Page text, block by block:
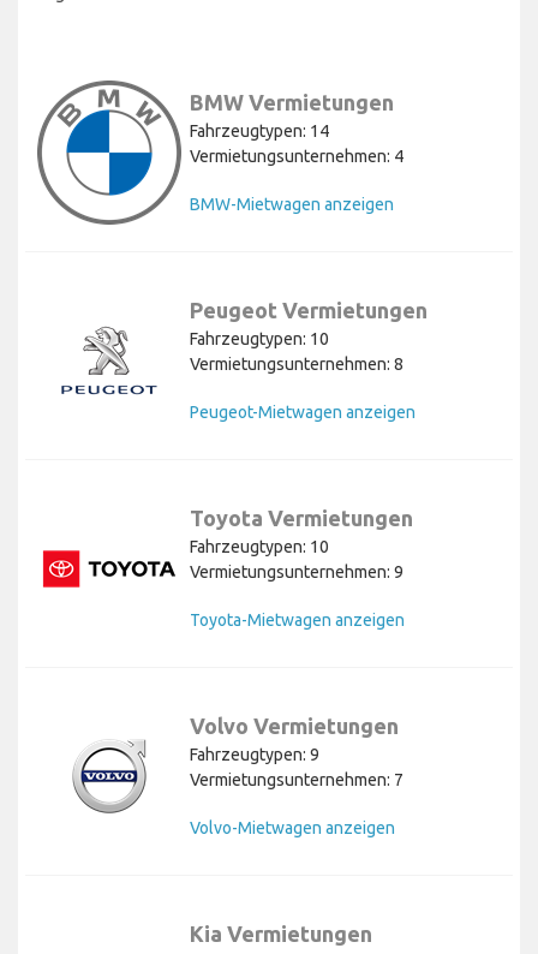
BMW Vermietungen
Fahrzeugtypen: 14
Vermietungsunternehmen: 4
BMW-Mietwagen anzeigen
Peugeot Vermietungen
Fahrzeugtypen: 10
Vermietungsunternehmen: 8
Peugeot-Mietwagen anzeigen
Toyota Vermietungen
Fahrzeugtypen: 10
Vermietungsunternehmen: 9
Toyota-Mietwagen anzeigen
Volvo Vermietungen
Fahrzeugtypen: 9
Vermietungsunternehmen: 7
Volvo-Mietwagen anzeigen
Kia Vermietungen